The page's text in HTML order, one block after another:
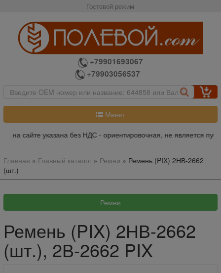
Гостевой режим
+79901693067
+79903056537
Меню
на сайте указана без НДС - ориентировочная, не является
Главная » Главный каталог» Ремни » Ремень (PIX) 2НВ-2662
(шт.)
Ремень (PIX) 2НВ-2662
(шт.), 2В-2662 PIX